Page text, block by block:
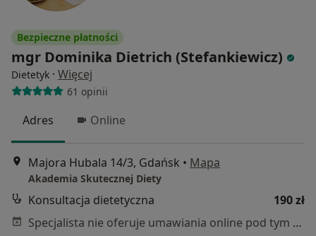
Bezpieczne płatności
mgr Dominika Dietrich (Stefankiewicz)
Dietetyk · Więcej
61 opinii
Adres Online
Majora Hubala 14/3, Gdańsk • Mapa
Akademia Skutecznej Diety
Konsultacja dietetyczna
190 zł
Specjalista nie oferuje umawiania online pod tym adresem.